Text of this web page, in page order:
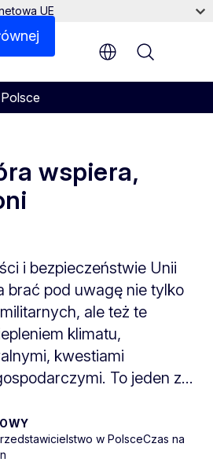
UE
wspiera,
i bezpieczeństwie Unii
brać pod uwagę nie tylko
ale też te
klimatu,
kwestiami
To jeden z...
w PolsceCzas na